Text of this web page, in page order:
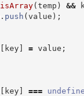
isArray(temp ) &&
. push (value ) ;
[ key] = value ;
[ key] ===